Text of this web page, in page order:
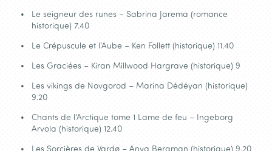
Le seigneur des runes – Sabrina Jarema (romance
historique) 7.40
Le Crépuscule et l’Aube – Ken Follett (historique) 11.40
Les Graciées – Kiran Millwood Hargrave (historique) 9
Les vikings de Novgorod – Marina Dédéyan (historique)
9.20
Chants de l’Arctique tome 1 Lame de feu – Ingeborg
Arvola (historique) 12.40
Les Sorcières de Vardø – Anya Bergman (historique) 9.20